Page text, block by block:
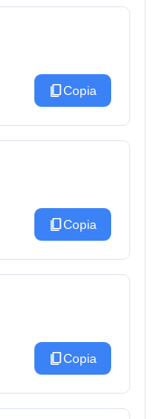
content_copyCopia
content_copyCopia
content_copyCopia